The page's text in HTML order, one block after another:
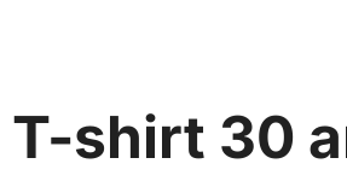
T-shirt 30